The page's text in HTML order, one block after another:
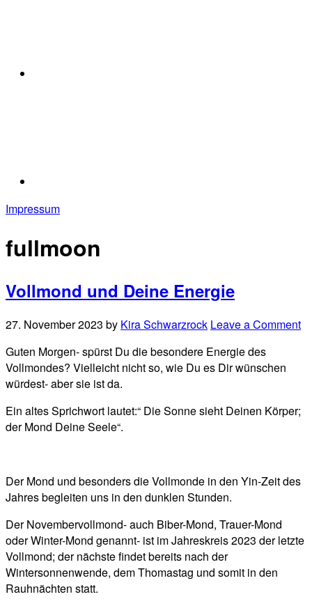
Impressum
fullmoon
Vollmond und Deine Energie
27. November 2023 by Kira Schwarzrock Leave a Comment
Guten Morgen- spürst Du die besondere Energie des
Vollmondes? Vielleicht nicht so, wie Du es Dir wünschen
würdest- aber sie ist da.
Ein altes Sprichwort lautet:“ Die Sonne sieht Deinen Körper;
der Mond Deine Seele“.
Der Mond und besonders die Vollmonde in den Yin-Zeit des
Jahres begleiten uns in den dunklen Stunden.
Der Novembervollmond- auch Biber-Mond, Trauer-Mond
oder Winter-Mond genannt- ist im Jahreskreis 2023 der letzte
Vollmond; der nächste findet bereits nach der
Wintersonnenwende, dem Thomastag und somit in den
Rauhnächten statt.